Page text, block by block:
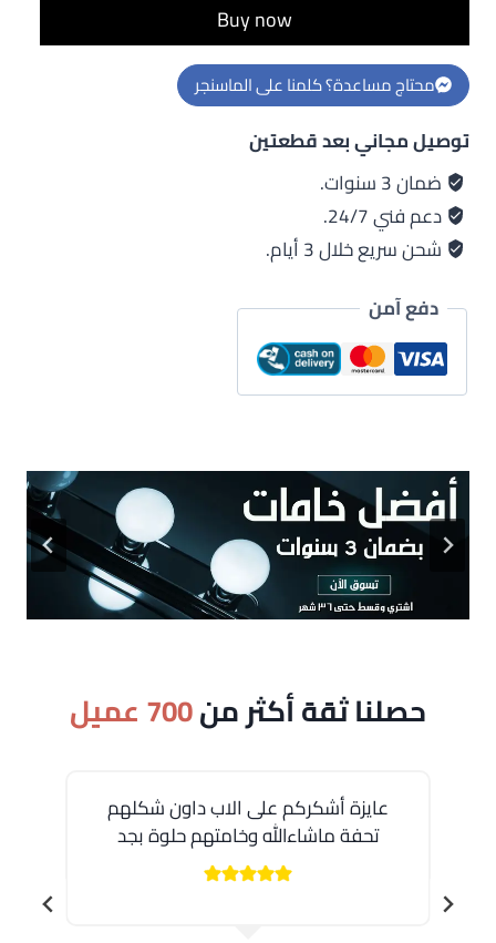
ثلاثي
أسود
-
1540
-
Buy now
محتاج مساعدة؟ كلمنا على الماسنجر
توصيل مجاني بعد قطعتين
ضمان 3 سنوات.
دعم فني 24/7.
شحن سريع خلال 3 أيام.
دفع آمن
حصلنا ثقة أكثر من700 عميل
عايزة أشكركم على الاب داون شكلهم
تحفة ماشاءالله وخامتهم حلوة بجد